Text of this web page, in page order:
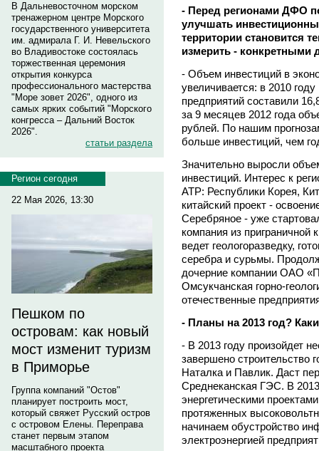
В Дальневосточном морском
тренажерном центре Морского
государственного университета
им. адмирала Г. И. Невельского
во Владивостоке состоялась
торжественная церемония
открытия конкурса
профессионального мастерства
"Море зовет 2026", одного из
самых ярких событий "Морского
конгресса – Дальний Восток
2026".
статьи раздела
Регион сегодня
22 Мая 2026, 13:30
Пешком по
островам: как новый
мост изменит туризм
в Приморье
Группа компаний "Остов"
планирует построить мост,
который свяжет Русский остров
с островом Елены. Переправа
станет первым этапом
масштабного проекта
- Перед регионами ДФО
улучшать
территории становится
измерить - конкретными
- Объем инвестиций в
увеличивается: в 2010
предприятий составили
за 9 месяцев 2012 года
рублей. По нашим
больше инвестиций, чем
Значительно выросли
инвестиций. Интерес к
АТР: Республики Корея,
китайский проект -
Серебряное - уже
компания из приграничной
ведет геологоразведку,
серебра и сурьмы.
дочерние компании ОАО
Омсукчанская горно-
отечественные
- Планы на 2013 год?
- В 2013 году произойдет
завершено строительство
Наталка и Павлик. Даст
Среднеканская ГЭС. В
энергетическими
протяженных
начинаем обустройство
электроэнергией